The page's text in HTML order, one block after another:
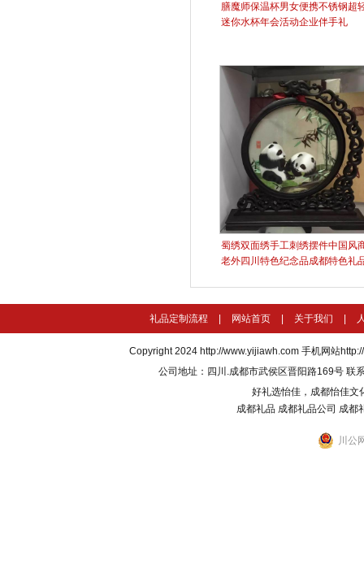
膳魔师保温杯男女便携不锈钢超
迷你水杯年会活动企业伴手礼
蜀绣双面绣手工刺绣摆件中国风
老外四川特色纪念品成都特色礼
礼品定制流程 网站首页 关于我们
Copyright 2024 http://www.yijiawh.com 手机网站
公司地址：四川.成都市武侯区晋阳路169号
好礼选怡佳，成都怡佳文
成都礼品 成都礼品公司 成都
川公